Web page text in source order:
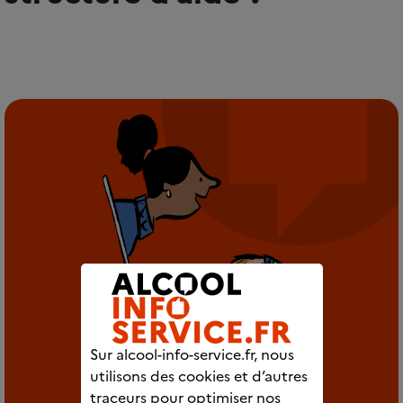
Sur alcool-info-service.fr, nous
utilisons des cookies et d’autres
traceurs pour optimiser nos